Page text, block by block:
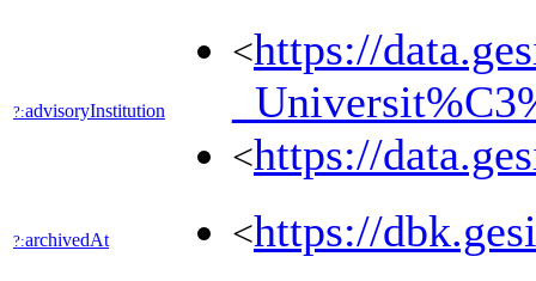
?:advisoryInstitution
<https://
<https://
?:archivedAt <https://